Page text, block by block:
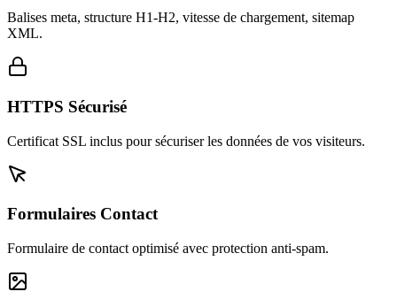
Balises meta, structure H1-H2, vitesse de chargement, sitemap
XML.
HTTPS Sécurisé
Certificat SSL inclus pour sécuriser les données de vos visiteurs.
Formulaires Contact
Formulaire de contact optimisé avec protection anti-spam.